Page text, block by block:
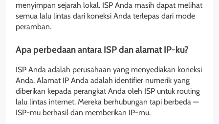
menyimpan sejarah lokal. ISP Anda masih dapat melihat
semua lalu lintas dari koneksi Anda terlepas dari mode
peramban.
Apa perbedaan antara ISP dan alamat IP-ku?
ISP Anda adalah perusahaan yang menyediakan koneksi
Anda. Alamat IP Anda adalah identifier numerik yang
diberikan kepada perangkat Anda oleh ISP untuk routing
lalu lintas internet. Mereka berhubungan tapi berbeda —
ISP-mu berhasil dan memberikan IP-mu.